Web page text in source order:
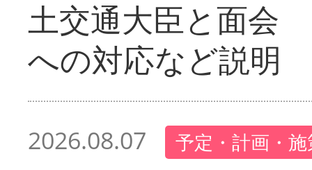
土交通大臣と面会
への対応など説明
2026.08.07 予定・計画・